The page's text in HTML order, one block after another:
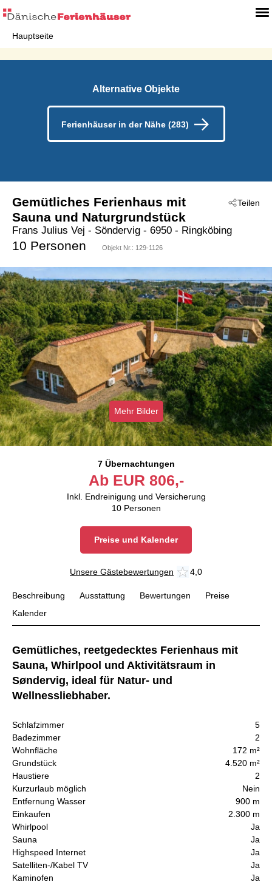
Hauptseite
Alternative Objekte
Ferienhäuser in der Nähe (283)
Teilen
Gemütliches Ferienhaus mit
Sauna und Naturgrundstück
Frans Julius Vej - Söndervig - 6950 - Ringköbing
10 Personen Objekt Nr.: 129-1126
Mehr Bilder
7 Übernachtungen
Ab EUR 806,-
Inkl. Endreinigung und Versicherung
10 Personen
Preise und Kalender
Unsere Gästebewertungen 4,0
Beschreibung Ausstattung Bewertungen
Preise
Kalender
Gemütliches, reetgedecktes Ferienhaus mit
Sauna, Whirlpool und Aktivitätsraum in
Søndervig, ideal für Natur- und
Wellnessliebhaber.
Schlafzimmer
5
Badezimmer
2
Wohnfläche
172 m²
Grundstück
4.520 m²
Haustiere
2
Kurzurlaub möglich
Nein
Entfernung Wasser
900 m
Einkaufen
2.300 m
Whirlpool
Ja
Sauna
Ja
Highspeed Internet
Ja
Satelliten-/Kabel TV
Ja
Kaminofen
Ja